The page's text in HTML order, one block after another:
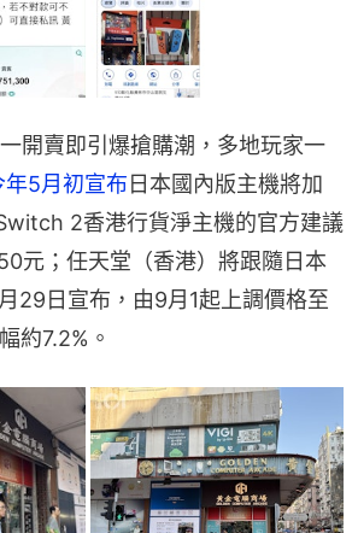
開賣即引爆搶購潮，多地玩家一
5月初宣布 日本國內版主機將加
2香港行貨淨主機的官方建議
元；任天堂（香港）將跟隨日本
29日宣布，由9月1起上調價格至
約7.2%。